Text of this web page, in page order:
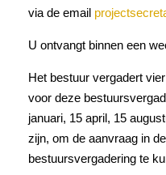
via de email
U ontvangt binnen een
Het bestuur vergadert
voor deze
januari, 15 april, 15
zijn, om de aanvraag in
bestuursvergadering te